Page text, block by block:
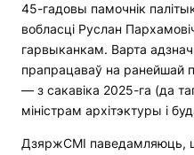
45-гадовы памочнік
вобласці Руслан
гарвыканкам. Варта
прапрацаваў на ранейшай
— з сакавіка 2025-га (да
міністрам архітэктуры і
ДзяржСМІ паведамляюць,